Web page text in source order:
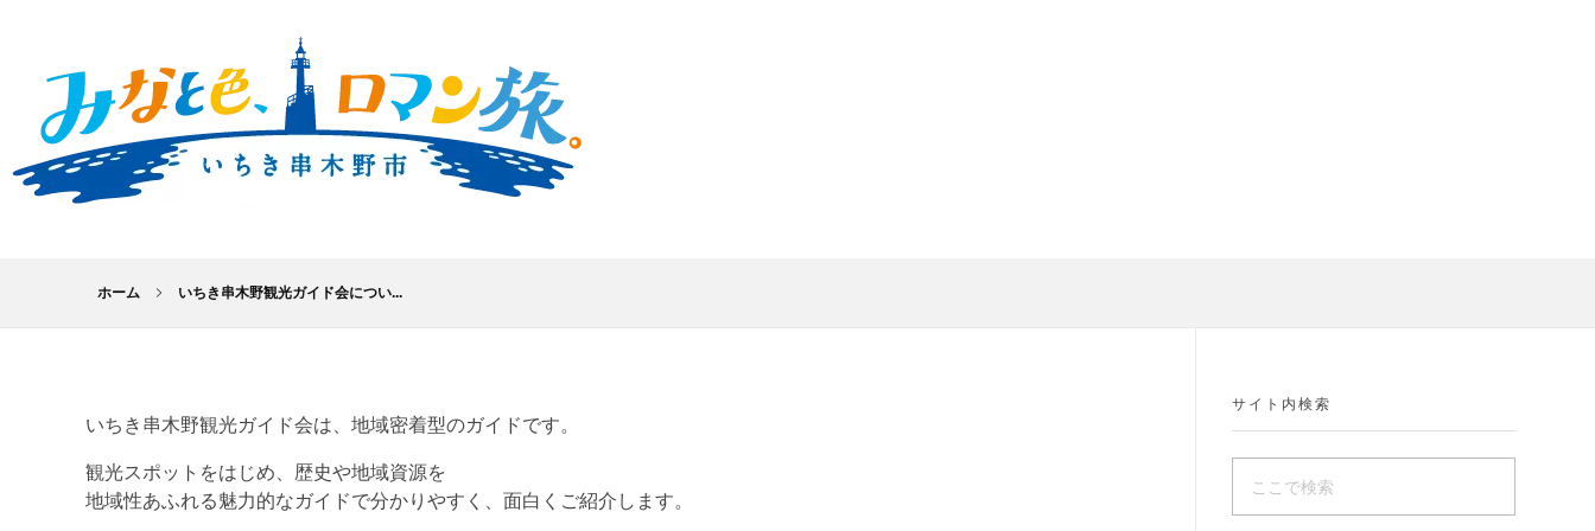
ホーム いちき串木野観光ガイド会につい...
いちき串木野観光ガイド会は、地域密着型のガイドです。
観光スポットをはじめ、歴史や地域資源を
地域性あふれる魅力的なガイドで分かりやすく、面白くご紹介します。
サイト内検索